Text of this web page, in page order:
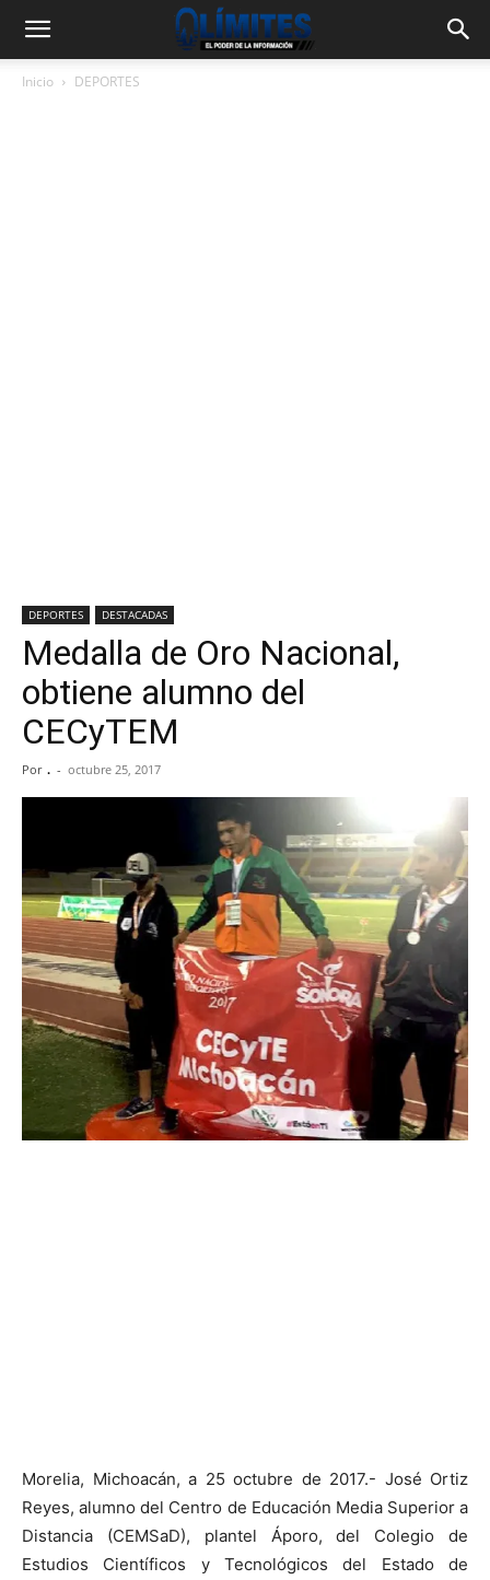
Inicio DEPORTES
DEPORTES DESTACADAS
Medalla de Oro Nacional,
obtiene alumno del
CECyTEM
Por . - octubre 25, 2017
Morelia, Michoacán, a 25 octubre de 2017.- José Ortiz
Reyes, alumno del Centro de Educación Media Superior a
Distancia (CEMSaD), plantel Áporo, del Colegio de
Estudios Científicos y Tecnológicos del Estado de